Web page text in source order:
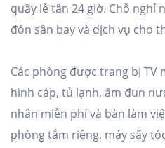
quầy lễ tân 24 giờ. Chỗ nghỉ
đón sân bay và dịch vụ cho
Các phòng được trang bị
hình cáp, tủ lạnh, ấm đun
nhân miễn phí và bàn làm
phòng tắm riêng, máy sấy